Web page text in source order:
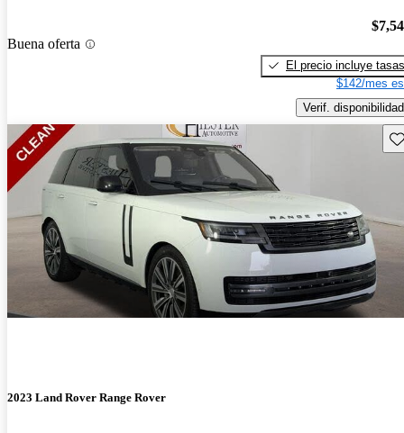
Buena oferta
El precio incluye tasas
$142/mes
Verif. disponibilidad
2023 Land Rover Range Rover